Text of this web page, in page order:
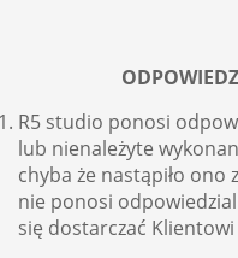
R5 studio ponosi
lub nienależyte
chyba że nastąpiło ono
nie ponosi
się dostarczać